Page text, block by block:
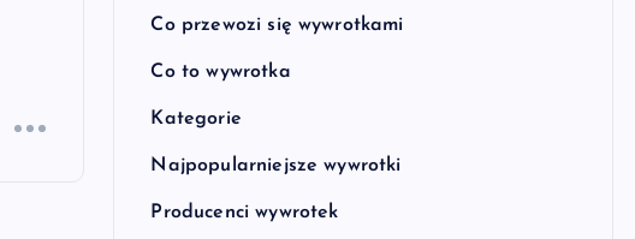
Co przewozi się wywrotkami
Co to wywrotka
Kategorie
Najpopularniejsze wywrotki
Producenci wywrotek